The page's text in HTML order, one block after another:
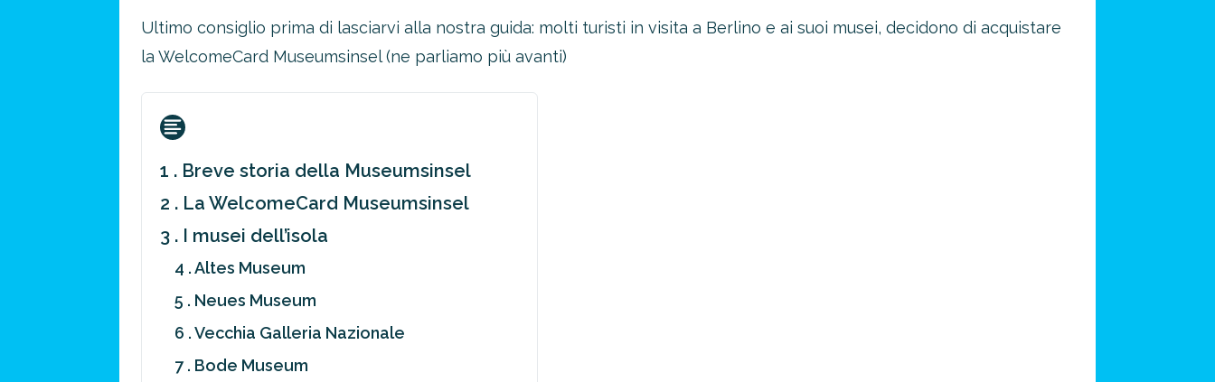
Ultimo consiglio prima di lasciarvi alla nostra guida: molti turisti in visita a Berlino e ai suoi musei, decidono di acquistare
la WelcomeCard Museumsinsel (ne parliamo più avanti)
1 . Breve storia della Museumsinsel
2 . La WelcomeCard Museumsinsel
3 . I musei dell’isola
4 . Altes Museum
5 . Neues Museum
6 . Vecchia Galleria Nazionale
7 . Bode Museum